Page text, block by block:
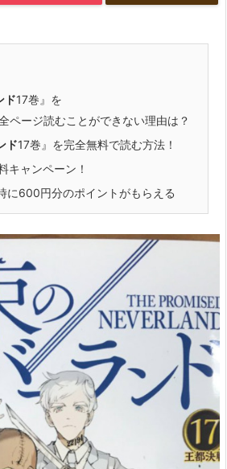
ド17巻』を
ページ読むことができない理由は？
ド17巻』を完全無料で読む方法！
キャンペーン！
に600円分のポイントがもらえる